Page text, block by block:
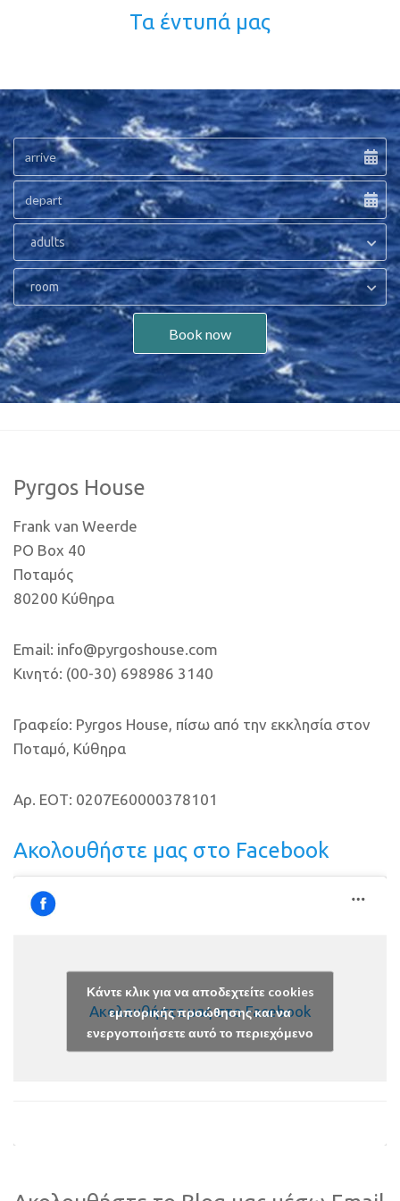
Τα έντυπά μας
adults
room
Book now
Pyrgos House
Frank van Weerde
PO Box 40
Ποταμός
80200 Κύθηρα
Email: info@pyrgoshouse.com
Κινητό: (00-30) 698986 3140
Γραφείο: Pyrgos House, πίσω από την εκκλησία στον
Ποταμό, Κύθηρα
Αρ. ΕΟΤ: 0207E60000378101
Ακολουθήστε μας στο Facebook
Ακολουθήστε μας στο Facebook
Κάντε κλικ για να αποδεχτείτε cookies
εμπορικής προώθησης και να
ενεργοποιήσετε αυτό το περιεχόμενο